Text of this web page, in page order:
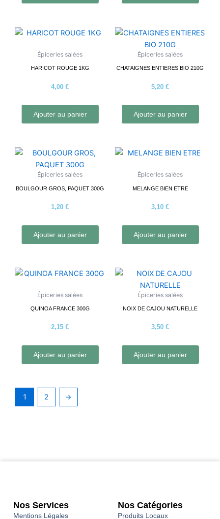
Épiceries salées
HARICOT ROUGE 1KG
4,00 €
Ajouter au panier
Épiceries salées
CHATAIGNES ENTIERES BIO 210G
5,20 €
Ajouter au panier
Épiceries salées
BOULGOUR GROS, PAQUET 300G
1,20 €
Ajouter au panier
Épiceries salées
MELANGE BIEN ETRE
3,10 €
Ajouter au panier
Épiceries salées
QUINOA FRANCE 300G
2,15 €
Ajouter au panier
Épiceries salées
NOIX DE CAJOU NATURELLE
3,50 €
Ajouter au panier
1 2 →
Nos Services
Mentions Légales
Nos Catégories
Produits Locaux